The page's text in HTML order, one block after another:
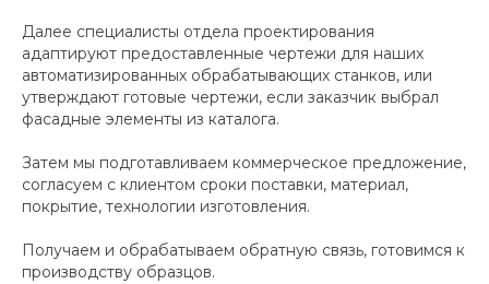
Далее специалисты отдела проектирования
адаптируют предоставленные чертежи для наших
автоматизированных обрабатывающих станков, или
утверждают готовые чертежи, если заказчик выбрал
фасадные элементы из каталога.
Затем мы подготавливаем коммерческое предложение,
согласуем с клиентом сроки поставки, материал,
покрытие, технологии изготовления.
Получаем и обрабатываем обратную связь, готовимся к
производству образцов.